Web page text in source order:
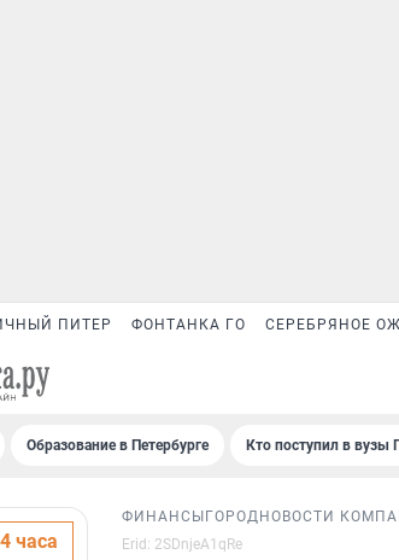
ПИТЕР ФОНТАНКА ГО СЕРЕБРЯНОЕ
Образование в Петербурге Кто поступил в вузы
часа
ФИНАНСЫ ГОРОД НОВОСТИ
Erid: 2SDnjeA1qRe